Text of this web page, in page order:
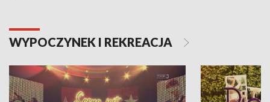
WYPOCZYNEK I REKREACJA